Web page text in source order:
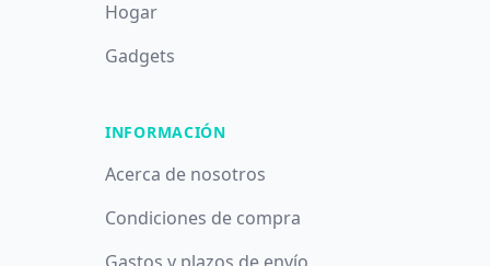
Hogar
Gadgets
INFORMACIÓN
Acerca de nosotros
Condiciones de compra